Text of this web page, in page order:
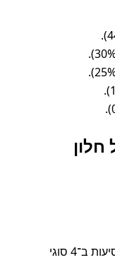
חלון
במסלול מפטאיה לקו צ׳אנג נרשמו נסיעות ב־4 סוגי